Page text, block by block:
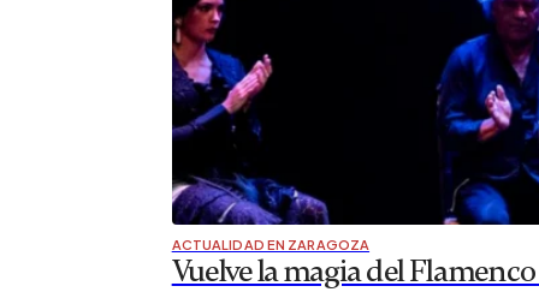
ACTUALIDAD EN ZARAGOZA
Vuelve la magia del